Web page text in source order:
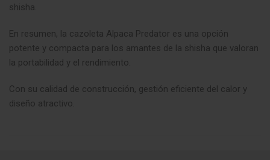
shisha.
En resumen, la cazoleta Alpaca Predator es una opción
potente y compacta para los amantes de la shisha que valoran
la portabilidad y el rendimiento.
Con su calidad de construcción, gestión eficiente del calor y
diseño atractivo.